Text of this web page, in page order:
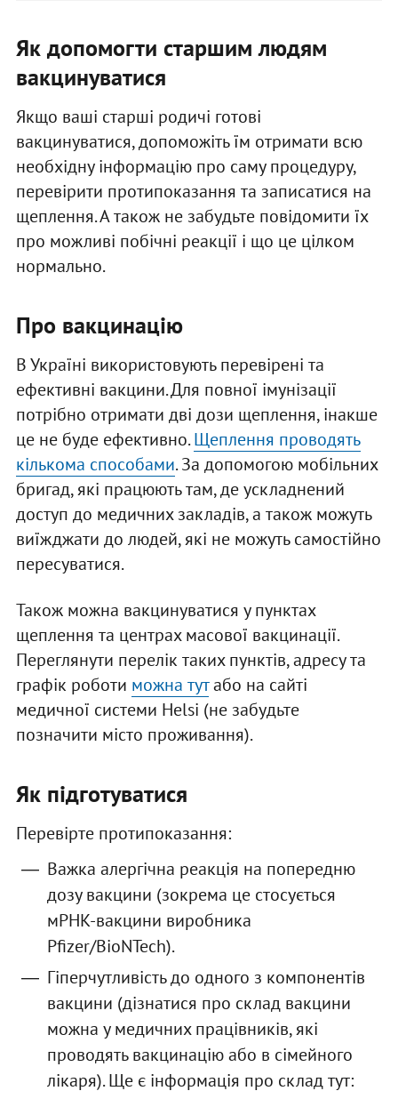
Як допомогти старшим людям
вакцинуватися
Якщо ваші старші родичі готові
вакцинуватися, допоможіть їм отримати всю
необхідну інформацію про саму процедуру,
перевірити протипоказання та записатися на
щеплення. А також не забудьте повідомити їх
про можливі побічні реакції і що це цілком
нормально.
Про вакцинацію
В Україні використовують перевірені та
ефективні вакцини. Для повної імунізації
потрібно отримати дві дози щеплення, інакше
це не буде ефективно.Щеплення проводять
кількома способами. За допомогою мобільних
бригад, які працюють там, де ускладнений
доступ до медичних закладів, а також можуть
виїжджати до людей, які не можуть самостійно
пересуватися.
Також можна вакцинуватися у пунктах
щеплення та центрах масової вакцинації.
Переглянути перелік таких пунктів, адресу та
графік роботи можна тутабо на сайті
медичної системи Helsi (не забудьте
позначити місто проживання).
Як підготуватися
Перевірте протипоказання:
Важка алергічна реакція на попередню
дозу вакцини (зокрема це стосується
мРНК-вакцини виробника
Pfizer/BioNTech).
Гіперчутливість до одного з компонентів
вакцини (дізнатися про склад вакцини
можна у медичних працівників, які
проводять вакцинацію або в сімейного
лікаря). Ще є інформація про склад тут: